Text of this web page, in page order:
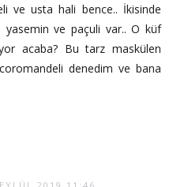
ve usta hali bence.. İkisinde
ve paçuli var.. O küf
acaba? Bu tarz maskülen
denedim ve bana